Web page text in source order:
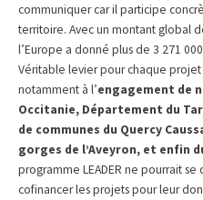
communiquer car il participe
territoire. Avec un montant global
l’Europe a donné plus de 3 271
Véritable levier pour chaque
notamment à l’engagement de
Occitanie, Département du
de communes du Quercy
gorges de l’Aveyron, et enfin
programme LEADER ne pourrait
cofinancer les projets pour leur